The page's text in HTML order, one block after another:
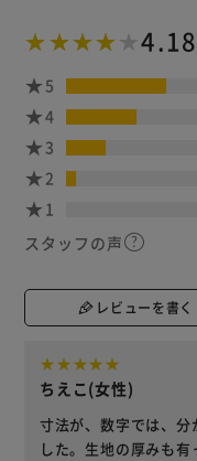
4.18
5
4
3
2
1
スタッフの声
レビューを書く
ちえこ(女性)
寸法が、数字では、
した。生地の厚みも